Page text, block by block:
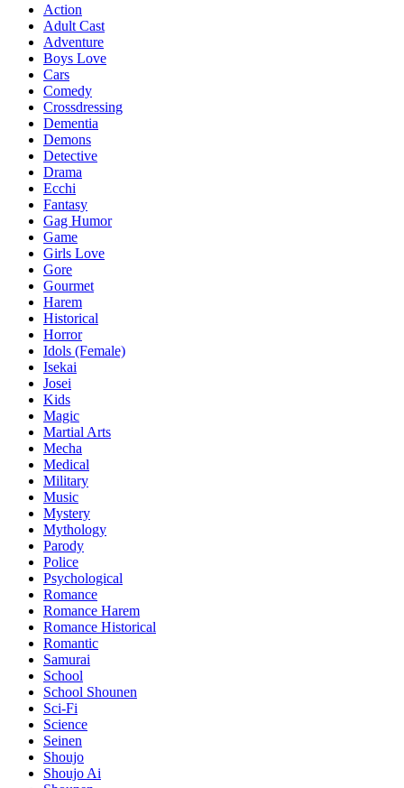
Action
Adult Cast
Adventure
Boys Love
Cars
Comedy
Crossdressing
Dementia
Demons
Detective
Drama
Ecchi
Fantasy
Gag Humor
Game
Girls Love
Gore
Gourmet
Harem
Historical
Horror
Idols (Female)
Isekai
Josei
Kids
Magic
Martial Arts
Mecha
Medical
Military
Music
Mystery
Mythology
Parody
Police
Psychological
Romance
Romance Harem
Romance Historical
Romantic
Samurai
School
School Shounen
Sci-Fi
Science
Seinen
Shoujo
Shoujo Ai